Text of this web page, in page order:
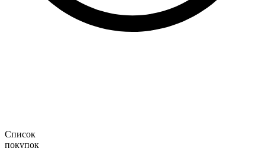
Список
покупок